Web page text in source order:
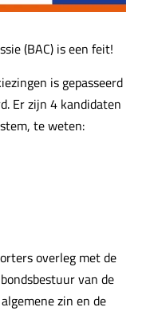
(BAC) is een feit!
is gepasseerd
Er zijn 4 kandidaten
te weten:
overleg met de
van de
zin en de